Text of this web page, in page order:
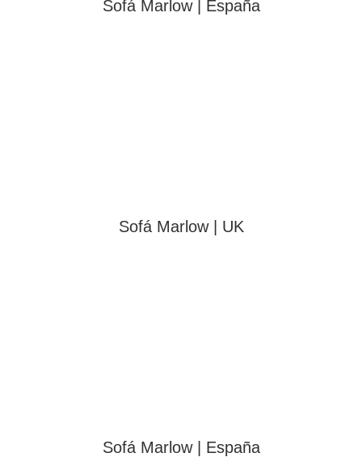
Sofá Marlow | España
Sofá Marlow | UK
Sofá Marlow | España